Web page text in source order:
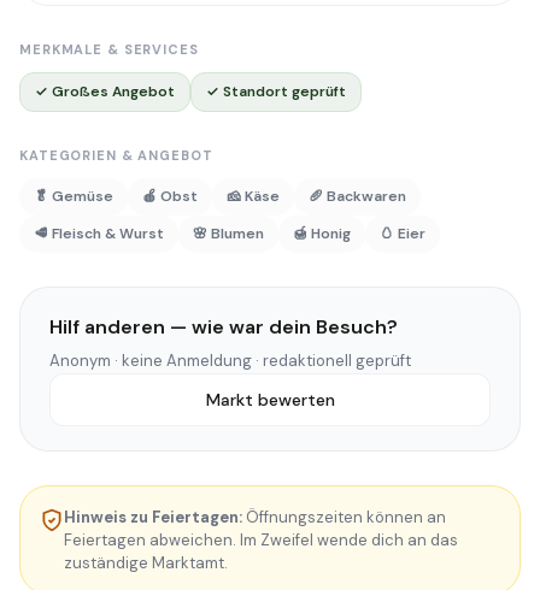
MERKMALE & SERVICES
✓ Großes Angebot ✓ Standort geprüft
KATEGORIEN & ANGEBOT
🥬 Gemüse 🍎 Obst 🧀 Käse
🥖 Backwaren
🥩 Fleisch & Wurst
🌸 Blumen 🍯 Honig 🥚 Eier
Hilf anderen — wie war dein Besuch?
Anonym · keine Anmeldung · redaktionell geprüft
Markt bewerten
Hinweis zu Feiertagen: Öffnungszeiten können an
Feiertagen abweichen. Im Zweifel wende dich an das
zuständige Marktamt.